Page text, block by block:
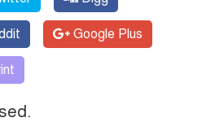
Google Plus